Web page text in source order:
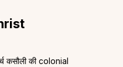
कसौली की colonial